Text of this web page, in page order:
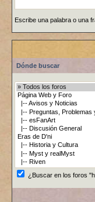
Escribe una palabra o una
Dónde buscar
¿Buscar en los foros